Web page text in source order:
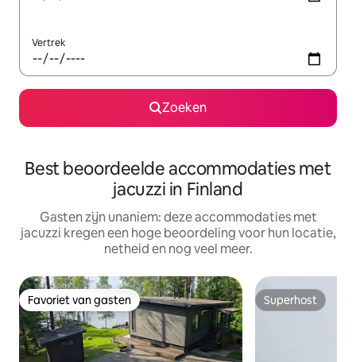
Vertrek
Zoeken
Best beoordeelde accommodaties met
jacuzzi in Finland
Gasten zijn unaniem: deze accommodaties met
jacuzzi kregen een hoge beoordeling voor hun locatie,
netheid en nog veel meer.
Favoriet van gasten
Favoriet van gasten Superhost
Superhost